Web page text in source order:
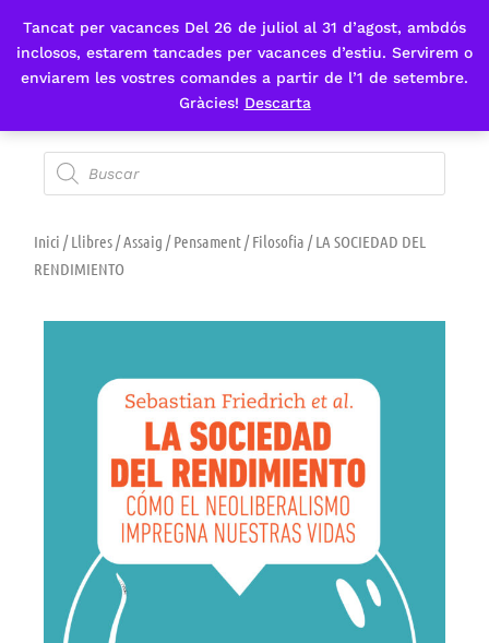
Tancat per vacances Del 26 de juliol al 31 d’agost, ambdós
inclosos, estarem tancades per vacances d’estiu. Servirem o
enviarem les vostres comandes a partir de l’1 de setembre.
Gràcies! Descarta
Fes-te'n sòcia
Inici /Llibres/Assaig /Pensament/Filosofia / LA SOCIEDAD DEL
RENDIMIENTO